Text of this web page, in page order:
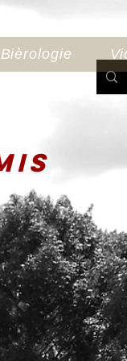
Bièrologie